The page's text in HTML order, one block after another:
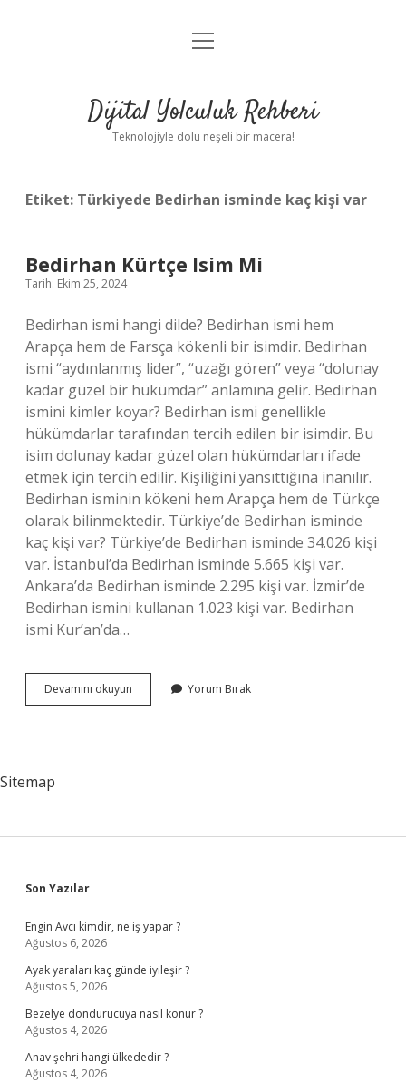
Anasayfa
Yasal Uyarı
menüyü
Dijital Yolculuk Rehberi
Teknolojiyle dolu neşeli bir macera!
Etiket: Türkiyede Bedirhan isminde kaç kişi var
Bedirhan Kürtçe Isim Mi
Tarih: Ekim 25, 2024
Bedirhan ismi hangi dilde? Bedirhan ismi hem
Arapça hem de Farsça kökenli bir isimdir. Bedirhan
ismi “aydınlanmış lider”, “uzağı gören” veya “dolunay
kadar güzel bir hükümdar” anlamına gelir. Bedirhan
ismini kimler koyar? Bedirhan ismi genellikle
hükümdarlar tarafından tercih edilen bir isimdir. Bu
isim dolunay kadar güzel olan hükümdarları ifade
etmek için tercih edilir. Kişiliğini yansıttığına inanılır.
Bedirhan isminin kökeni hem Arapça hem de Türkçe
olarak bilinmektedir. Türkiye’de Bedirhan isminde
kaç kişi var? Türkiye’de Bedirhan isminde 34.026 kişi
var. İstanbul’da Bedirhan isminde 5.665 kişi var.
Ankara’da Bedirhan isminde 2.295 kişi var. İzmir’de
Bedirhan ismini kullanan 1.023 kişi var. Bedirhan
ismi Kur’an’da…
Devamını okuyun Bedirhan
Kürtçe
Yorum Bırak
Sitemap
Sidebar
Son Yazılar
Engin Avcı kimdir, ne iş yapar ?
Ağustos 6, 2026
Ayak yaraları kaç günde iyileşir ?
Ağustos 5, 2026
Bezelye dondurucuya nasıl konur ?
Ağustos 4, 2026
Anav şehri hangi ülkededir ?
Ağustos 4, 2026